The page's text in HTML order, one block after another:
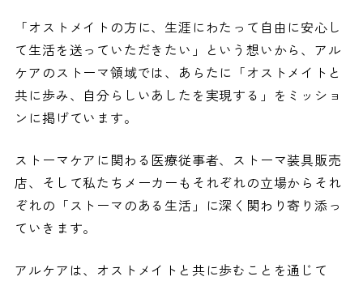
「オストメイトの方に、生涯にわたって自由に安心し
て生活を送っていただきたい」という想いから、アル
ケアのストーマ領域では、あらたに「オストメイトと
共に歩み、自分らしいあしたを実現する」をミッショ
ンに掲げています。
ストーマケアに関わる医療従事者、ストーマ装具販売
店、そして私たちメーカーもそれぞれの立場からそれ
ぞれの「ストーマのある生活」に深く関わり寄り添っ
ていきます。
アルケアは、オストメイトと共に歩むことを通じて